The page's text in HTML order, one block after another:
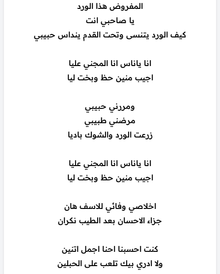
المفروض هذا الورد
يا صاحبي انت
كيف الورد يتنسى وتحت القدم ينداس حبيبي
انا ياناس انا المجني عليا
اجيب منين حظ وبخت ليا
ومررني حبيبي
مرضني طبيبي
زرعت الورد والشوك باديا
انا ياناس انا المجني عليا
اجيب منين حظ وبخت ليا
اخلاصي وفائي للاسف هان
جزاء الاحسان بعد الطيب نكران
كنت احسبنا احنا اجمل اتنين
ولا ادري بيك تلعب على الحبلين